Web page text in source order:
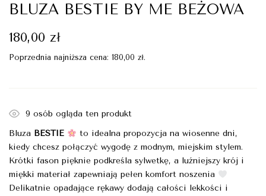
BLUZA BESTIE BY ME BEŻOWA
180,00 zł
Poprzednia najniższa cena: 180,00 zł.
9 osób ogląda ten produkt
Bluza BESTIE
to idealna propozycja na wiosenne dni,
kiedy chcesz połączyć wygodę z modnym, miejskim stylem.
Krótki fason pięknie podkreśla sylwetkę, a luźniejszy krój i
miękki materiał zapewniają pełen komfort noszenia
Delikatnie opadające rękawy dodają całości lekkości i